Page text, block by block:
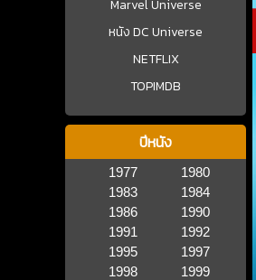
Marvel Universe
หนัง DC Universe
NETFLIX
TOPIMDB
ปีหนัง
1977
1980
1983
1984
1986
1990
1991
1992
1995
1997
1998
1999